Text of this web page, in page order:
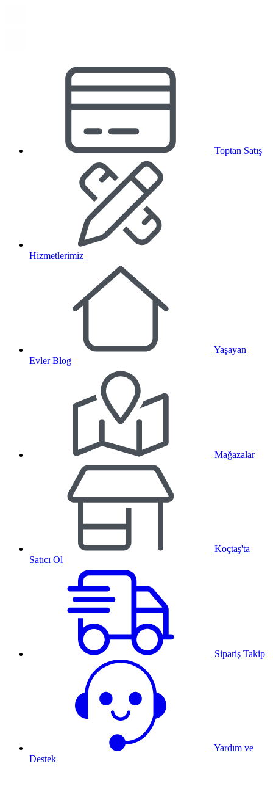
Toptan Satış
Hizmetlerimiz
Yaşayan
Evler Blog
Mağazalar
Koçtaş'ta
Satıcı Ol
Sipariş Takip
Yardım ve
Destek